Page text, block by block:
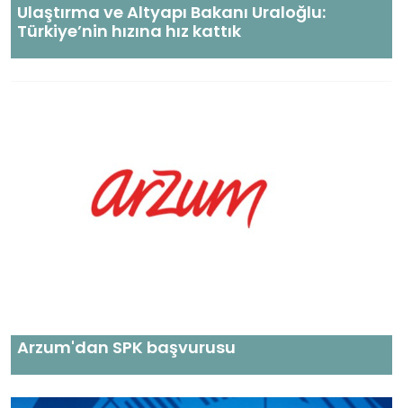
Ulaştırma ve Altyapı Bakanı Uraloğlu:
Türkiye’nin hızına hız kattık
Arzum'dan SPK başvurusu